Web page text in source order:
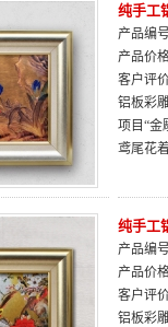
纯手工
产品编
产品价
客户评
铝板彩
项目“金
鸢尾花
纯手工
产品编
产品价
客户评
铝板彩